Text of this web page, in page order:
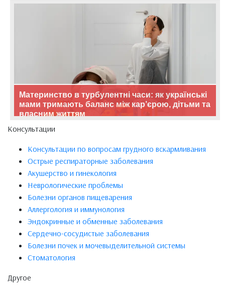
Материнство в турбулентні часи: як українські
мами тримають баланс між кар’єрою, дітьми та
власним життям
Консультации
Консультации по вопросам грудного вскармливания
Острые респираторные заболевания
Акушерство и гинекология
Неврологические проблемы
Болезни органов пищеварения
Аллергология и иммунология
Эндокринные и обменные заболевания
Сердечно-сосудистые заболевания
Болезни почек и мочевыделительной системы
Стоматология
Другое